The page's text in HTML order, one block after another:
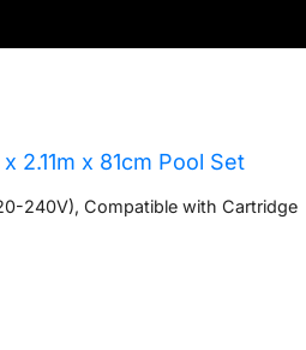
2.11m x 81cm Pool Set
240V), Compatible with Cartridge